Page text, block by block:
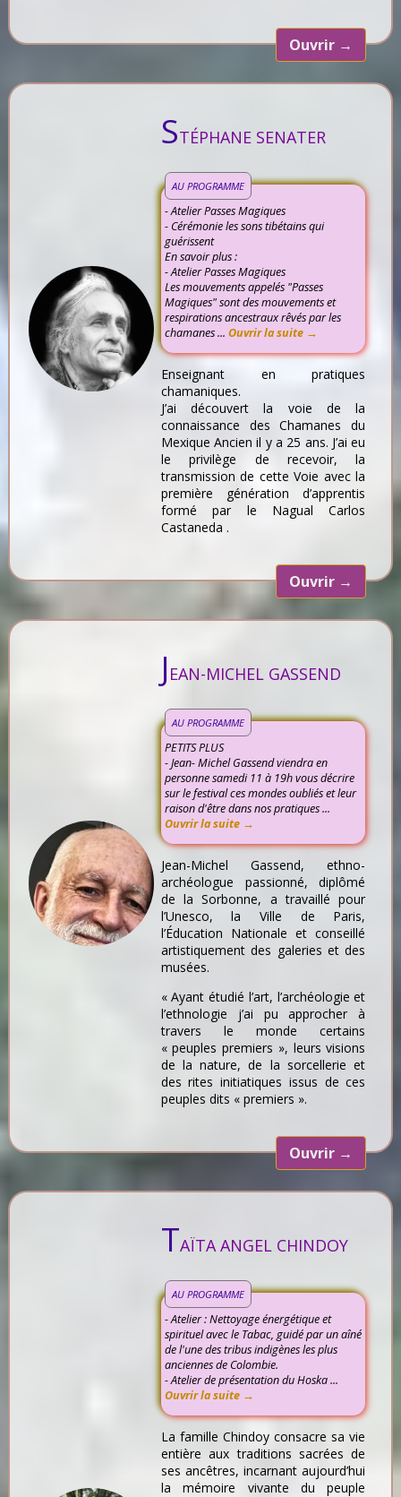
Ouvrir →
STÉPHANE SENATER
AU PROGRAMME
- Atelier Passes Magiques
- Cérémonie les sons tibétains qui
guérissent
En savoir plus :
- Atelier Passes Magiques
Les mouvements appelés "Passes
Magiques" sont des mouvements et
respirations ancestraux rêvés par les
chamanes ... Ouvrir la suite →
Enseignant en pratiques
chamaniques.
J’ai découvert la voie de la
connaissance des Chamanes du
Mexique Ancien il y a 25 ans. J’ai eu
le privilège de recevoir, la
transmission de cette Voie avec la
première génération d’apprentis
formé par le Nagual Carlos
Castaneda .
Ouvrir →
J EAN-MICHEL GASSEND
AU PROGRAMME
PETITS PLUS
- Jean- Michel Gassend viendra en
personne samedi 11 à 19h vous décrire
sur le festival ces mondes oubliés et leur
raison d'être dans nos pratiques ...
Ouvrir la suite →
Jean-Michel Gassend, ethno-
archéologue passionné, diplômé
de la Sorbonne, a travaillé pour
l’Unesco, la Ville de Paris,
l’Éducation Nationale et conseillé
artistiquement des galeries et des
musées.
« Ayant étudié l’art, l’archéologie et
l’ethnologie j’ai pu approcher à
travers le monde certains
« peuples premiers », leurs visions
de la nature, de la sorcellerie et
des rites initiatiques issus de ces
peuples dits « premiers ».
Ouvrir →
TAÏTA ANGEL CHINDOY
AU PROGRAMME
- Atelier : Nettoyage énergétique et
spirituel avec le Tabac, guidé par un aîné
de l'une des tribus indigènes les plus
anciennes de Colombie.
- Atelier de présentation du Hoska ...
Ouvrir la suite →
La famille Chindoy consacre sa vie
entière aux traditions sacrées de
ses ancêtres, incarnant aujourd’hui
la mémoire vivante du peuple